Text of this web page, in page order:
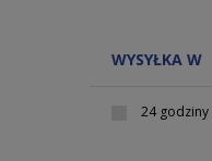
WYSYŁKA W
24 godziny